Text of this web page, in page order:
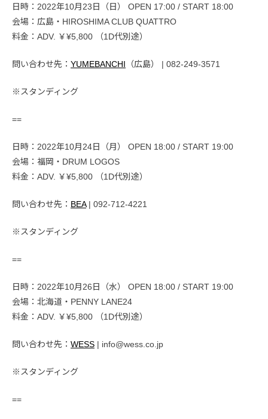
日時：2022年10月23日（日） OPEN 17:00 / START 18:00
会場：広島・HIROSHIMA CLUB QUATTRO
料金：ADV. ￥¥5,800 （1D代別途）
問い合わせ先： YUMEBANCHI （広島） | 082-249-3571
※スタンディング
==
日時：2022年10月24日（月） OPEN 18:00 / START 19:00
会場：福岡・DRUM LOGOS
料金：ADV. ￥¥5,800 （1D代別途）
問い合わせ先： BEA| 092-712-4221
※スタンディング
==
日時：2022年10月26日（水） OPEN 18:00 / START 19:00
会場：北海道・PENNY LANE24
料金：ADV. ￥¥5,800 （1D代別途）
問い合わせ先： WESS | info@wess.co.jp
※スタンディング
==